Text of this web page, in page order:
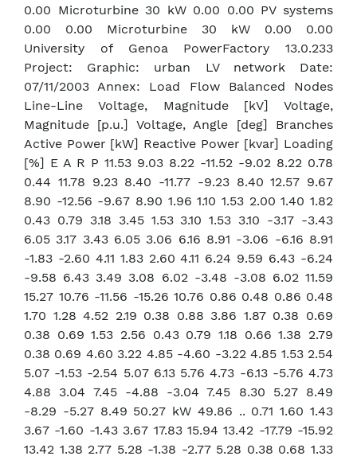
0.00 Microturbine 30 kW 0.00 0.00 PV systems
0.00 0.00 Microturbine 30 kW 0.00 0.00
University of Genoa PowerFactory 13.0.233
Project: Graphic: urban LV network Date:
07/11/2003 Annex: Load Flow Balanced Nodes
Line-Line Voltage, Magnitude [kV] Voltage,
Magnitude [p.u.] Voltage, Angle [deg] Branches
Active Power [kW] Reactive Power [kvar] Loading
[%] E A R P 11.53 9.03 8.22 -11.52 -9.02 8.22 0.78
0.44 11.78 9.23 8.40 -11.77 -9.23 8.40 12.57 9.67
8.90 -12.56 -9.67 8.90 1.96 1.10 1.53 2.00 1.40 1.82
0.43 0.79 3.18 3.45 1.53 3.10 1.53 3.10 -3.17 -3.43
6.05 3.17 3.43 6.05 3.06 6.16 8.91 -3.06 -6.16 8.91
-1.83 -2.60 4.11 1.83 2.60 4.11 6.24 9.59 6.43 -6.24
-9.58 6.43 3.49 3.08 6.02 -3.48 -3.08 6.02 11.59
15.27 10.76 -11.56 -15.26 10.76 0.86 0.48 0.86 0.48
1.70 1.28 4.52 2.19 0.38 0.88 3.86 1.87 0.38 0.69
0.38 0.69 1.53 2.56 0.43 0.79 1.18 0.66 1.38 2.79
0.38 0.69 4.60 3.22 4.85 -4.60 -3.22 4.85 1.53 2.54
5.07 -1.53 -2.54 5.07 6.13 5.76 4.73 -6.13 -5.76 4.73
4.88 3.04 7.45 -4.88 -3.04 7.45 8.30 5.27 8.49
-8.29 -5.27 8.49 50.27 kW 49.86 .. 0.71 1.60 1.43
3.67 -1.60 -1.43 3.67 17.83 15.94 13.42 -17.79 -15.92
13.42 1.38 2.77 5.28 -1.38 -2.77 5.28 0.38 0.68 1.33